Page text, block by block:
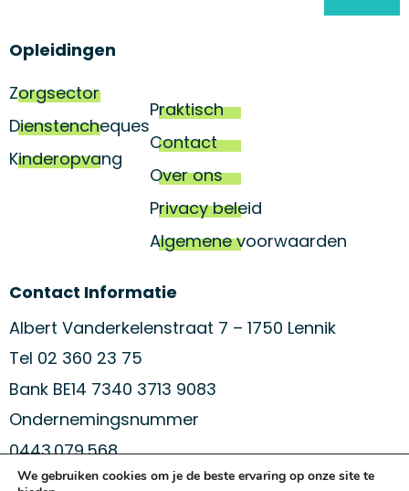
Opleidingen
Zorgsector
Dienstencheques
Kinderopvang
Praktisch
Contact
Over ons
Privacy beleid
Algemene voorwaarden
Contact Informatie
Albert Vanderkelenstraat 7 – 1750 Lennik
Tel 02 360 23 75
Bank BE14 7340 3713 9083
Ondernemingsnummer
0443.079.568
We gebruiken cookies om je de beste ervaring op onze site te